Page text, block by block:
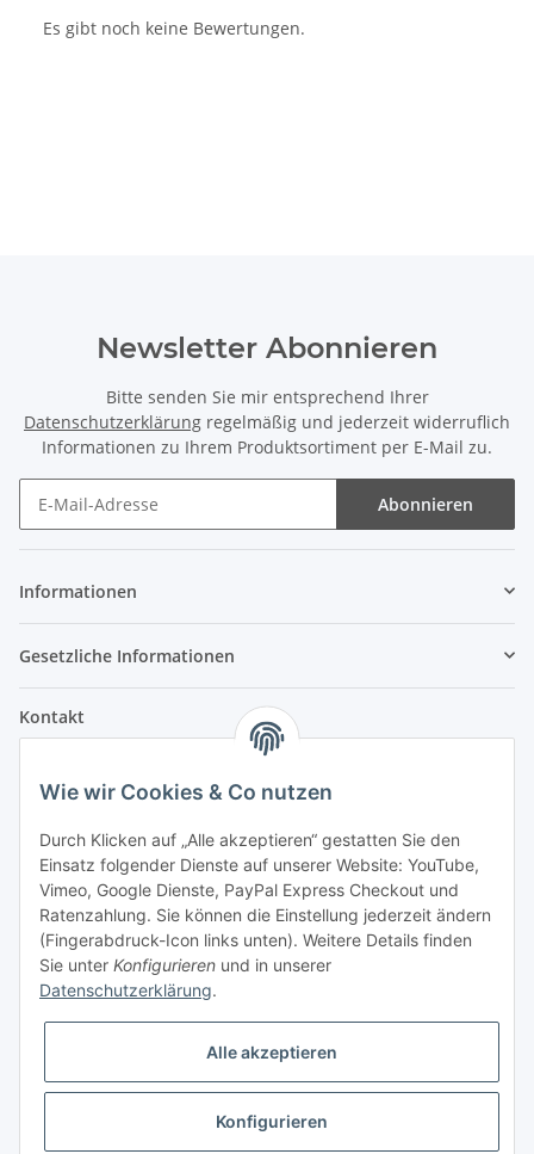
Es gibt noch keine Bewertungen.
Newsletter Abonnieren
Bitte senden Sie mir entsprechend Ihrer
Datenschutzerklärung regelmäßig und jederzeit widerruflich
Informationen zu Ihrem Produktsortiment per E-Mail zu.
Abonnieren
Informationen
Gesetzliche Informationen
Kontakt
Im Weiherfeld 10
Montag bis Freitag
Ladengeschäft: 8.00 Uhr - 17.00 Uhr
Werkstatt: 7.30 Uhr - 16.30 Uhr
Samstag
Bezahlvarianten
Wie wir Cookies & Co nutzen
Durch Klicken auf „Alle akzeptieren“ gestatten Sie den
Einsatz folgender Dienste auf unserer Website: YouTube,
Vimeo, Google Dienste, PayPal Express Checkout und
Ratenzahlung. Sie können die Einstellung jederzeit ändern
(Fingerabdruck-Icon links unten). Weitere Details finden
Sie unter Konfigurieren und in unserer
Datenschutzerklärung.
Alle akzeptieren
Konfigurieren